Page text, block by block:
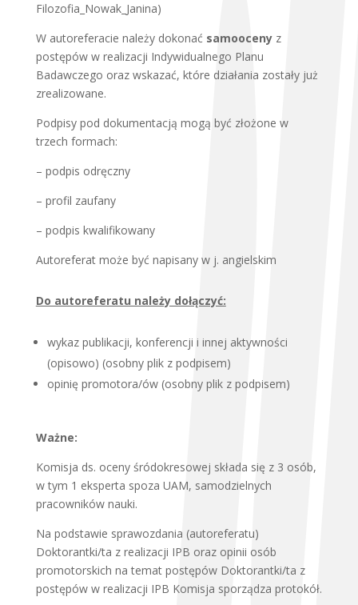
Filozofia_Nowak_Janina)
W autoreferacie należy dokonać samoocenyz
postępów w realizacji Indywidualnego Planu
Badawczego oraz wskazać, które działania zostały już
zrealizowane.
Podpisy pod dokumentacją mogą być złożone w
trzech formach:
– podpis odręczny
– profil zaufany
– podpis kwalifikowany
Autoreferat może być napisany w j. angielskim
Do autoreferatu należy dołączyć:
wykaz publikacji, konferencji i innej aktywności
(opisowo) (osobny plik z podpisem)
opinię promotora/ów (osobny plik z podpisem)
Ważne:
Komisja ds. oceny śródokresowej składa się z 3 osób,
w tym 1 eksperta spoza UAM, samodzielnych
pracowników nauki.
Na podstawie sprawozdania (autoreferatu)
Doktorantki/ta z realizacji IPB oraz opinii osób
promotorskich na temat postępów Doktorantki/ta z
postępów w realizacji IPB Komisja sporządza protokół.